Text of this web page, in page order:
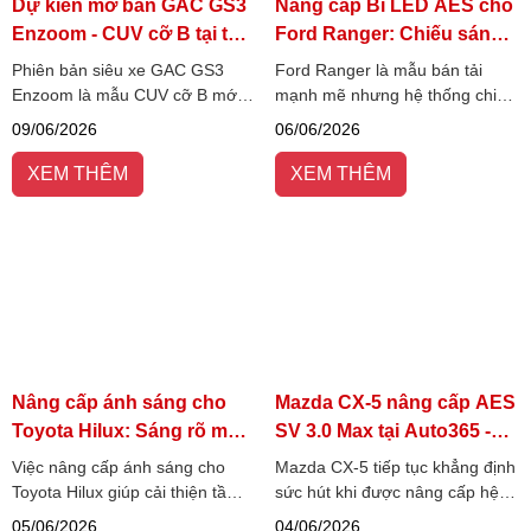
Dự kiến mở bán GAC GS3
Enzoom - CUV cỡ B tại thị
trường Việt Nam
Phiên bản siêu xe GAC GS3
Enzoom là mẫu CUV cỡ B mới
đang thu hút sự chú ý nhờ thiết
động cơ tăng áp mạnh mẽ.
09/06/2026
XEM THÊM
Nâng cấp Bi LED AES cho
Ford Ranger: Chiếu sáng
mạnh mẽ
Ford Ranger là mẫu bán tải
mạnh mẽ nhưng hệ thống chiếu
sáng nguyên bản đôi khi chưa
nâng cấp Bi LED AES đang
được nhiều chủ xe lựa chọn.
06/06/2026
XEM THÊM
Nâng cấp ánh sáng cho
Toyota Hilux: Sáng rõ mọi
hành trình
Việc nâng cấp ánh sáng cho
Toyota Hilux giúp cải thiện tầm
nhìn hiệu quả, tăng khản năng
05/06/2026
Mazda CX-5 nâng cấp AES
SV 3.0 Max tại Auto365 -
Trụ sở chính
Mazda CX-5 tiếp tục khẳng định
sức hút khi được nâng cấp hệ
thống chiếu sáng AES SV 3.0
04/06/2026